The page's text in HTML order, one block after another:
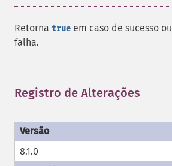
Retorna true em caso de sucesso ou
falha.
Registro de Alterações
8.1.0